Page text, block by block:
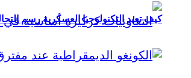
كيف تعيد التكنولوجيا العسكرية رسم